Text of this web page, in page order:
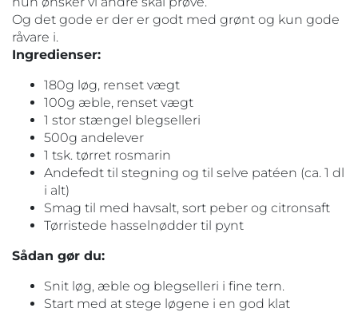
Og det gode er der er godt med grønt og kun gode
råvare i.
Ingredienser:
180g løg, renset vægt
100g æble, renset vægt
1 stor stængel blegselleri
500g andelever
1 tsk. tørret rosmarin
Andefedt til stegning og til selve patéen (ca. 1 dl
i alt)
Smag til med havsalt, sort peber og citronsaft
Tørristede hasselnødder til pynt
Sådan gør du:
Snit løg, æble og blegselleri i fine tern.
Start med at stege løgene i en god klat